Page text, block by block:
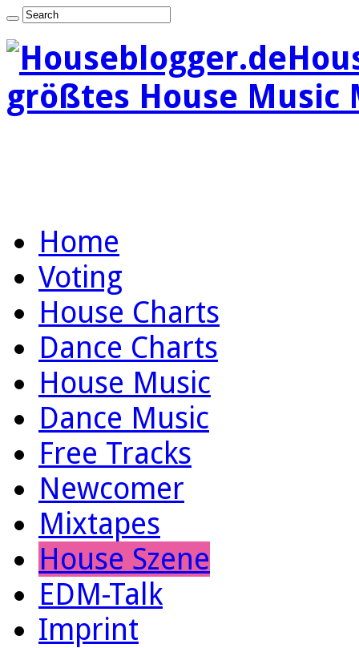
größtes House Music
Home
Voting
House Charts
Dance Charts
House Music
Dance Music
Free Tracks
Newcomer
Mixtapes
House Szene
EDM-Talk
Imprint